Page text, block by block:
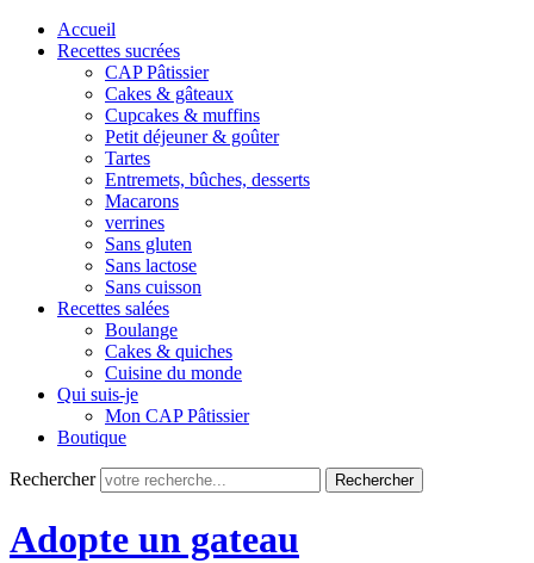
Accueil
Recettes sucrées
CAP Pâtissier
Cakes & gâteaux
Cupcakes & muffins
Petit déjeuner & goûter
Tartes
Entremets, bûches, desserts
Macarons
verrines
Sans gluten
Sans lactose
Sans cuisson
Recettes salées
Boulange
Cakes & quiches
Cuisine du monde
Qui suis-je
Mon CAP Pâtissier
Boutique
Rechercher
Adopte un gateau